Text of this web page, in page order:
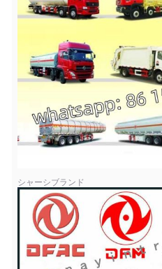
シャーシブランド